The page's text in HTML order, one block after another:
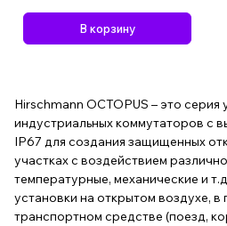
В корзину
Hirschmann OCTOPUS – это серия
индустриальных коммутаторов с
IP67 для создания защищенных
участках с воздействием
температурные, механические и
установки на открытом воздухе,
транспортном средстве (поезд,